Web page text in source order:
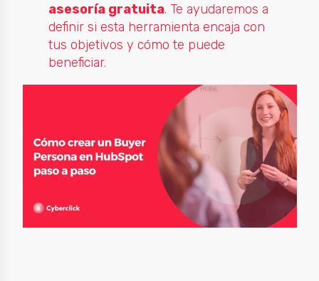
asesoría gratuita. Te ayudaremos a
definir si esta herramienta encaja con
tus objetivos y cómo te puede
beneficiar.